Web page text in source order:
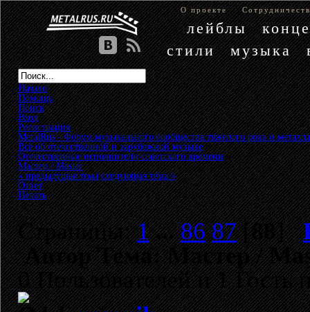
О проекте
лейблы
стили
музыка
Начало
Помощь
Поиск
Вход
Регистрация
MetalRus - Форум музыкального сообщества тяжелого рока и металла
Всё об отечественной и зарубежной музыке»
Отечественные исполнители советского времени»
Мастер / Master
« предыдущая тема следующая тема »
Ответ
Печать
Страницы:1 ...86 87[88]
АвторТема: Мастер /
0 Пользователей и 1 Гость